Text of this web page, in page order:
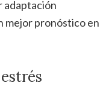
adaptación
mejor pronóstico en